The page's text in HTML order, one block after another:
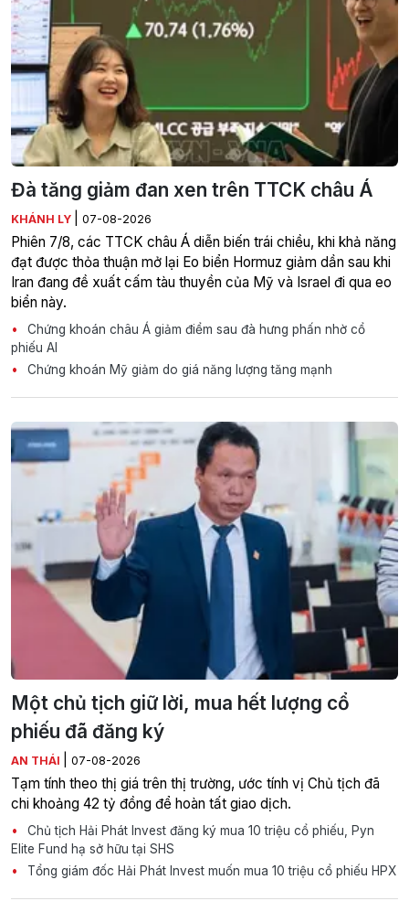
Đà tăng giảm đan xen trên TTCK châu Á
KHÁNH LY 07-08-2026
Phiên 7/8, các TTCK châu Á diễn biến trái chiều, khi khả năng
đạt được thỏa thuận mở lại Eo biển Hormuz giảm dần sau khi
Iran đang đề xuất cấm tàu thuyền của Mỹ và Israel đi qua eo
biển này.
Chứng khoán châu Á giảm điểm sau đà hưng phấn nhờ cổ
phiếu AI
Chứng khoán Mỹ giảm do giá năng lượng tăng mạnh
Một chủ tịch giữ lời, mua hết lượng cổ
phiếu đã đăng ký
AN THÁI 07-08-2026
Tạm tính theo thị giá trên thị trường, ước tính vị Chủ tịch đã
chi khoảng 42 tỷ đồng để hoàn tất giao dịch.
Chủ tịch Hải Phát Invest đăng ký mua 10 triệu cổ phiếu, Pyn
Elite Fund hạ sở hữu tại SHS
Tổng giám đốc Hải Phát Invest muốn mua 10 triệu cổ phiếu HPX